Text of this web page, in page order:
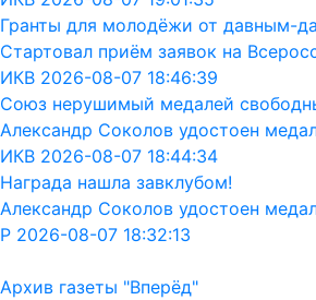
Гранты для молодёжи от давным-
Стартовал приём заявок на
ИКВ 2026-08-07 18:46:39
Союз нерушимый медалей
Александр Соколов удостоен
ИКВ 2026-08-07 18:44:34
Награда нашла завклубом!
Александр Соколов удостоен
Р 2026-08-07 18:32:13
Архив газеты "Вперёд"